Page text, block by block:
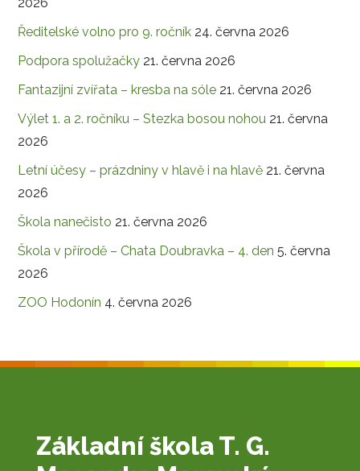
Ředitelské volno pro 9. ročník 24. června 2026
Podpora spolužačky 21. června 2026
Fantazijní zvířata – kresba na sóle 21. června 2026
Výlet 1. a 2. ročníku – Stezka bosou nohou 21. června
2026
Letní účesy – prázdniny v hlavě i na hlavě 21. června
2026
Škola nanečisto 21. června 2026
Škola v přírodě – Chata Doubravka – 4. den 5. června
2026
ZOO Hodonín 4. června 2026
Základní škola T. G.